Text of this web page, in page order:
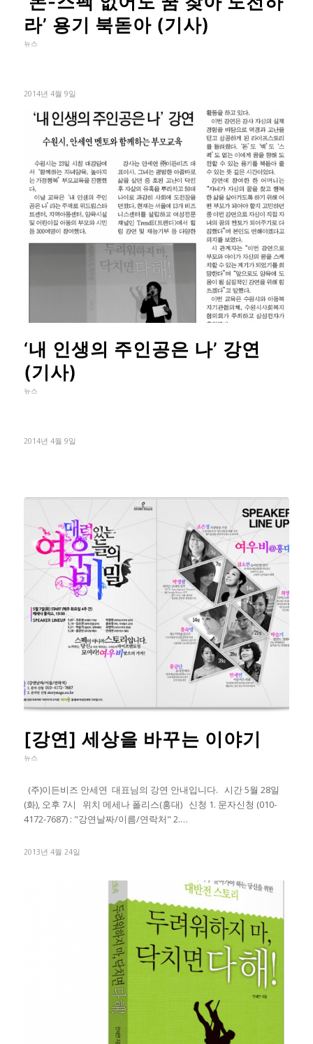
라’ 용기 북돋아 (기사)
뉴스
2014년 4월 9일
‘내 인생의 주인공은 나’ 강연
(기사)
뉴스
2014년 4월 9일
[강연] 세상을 바꾸는 이야기
뉴스
(주)이든비즈 안세연 대표님의 강연 안내입니다. 시간 5월 28일
(화), 오후 7시 위치 메세나 폴리스(홍대) 신청 1. 문자신청 (010-
4172-7687) : "강연날짜/이름/연락처" 2.…
2013년 4월 24일